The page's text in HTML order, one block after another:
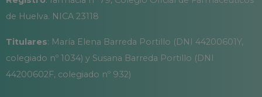
de Huelva. NICA 23118
Titulares: María Elena Barreda Portillo (DNI 44200601Y,
colegiado nº 1034) y Susana Barreda Portillo (DNI
44200602F, colegiado nº 932)